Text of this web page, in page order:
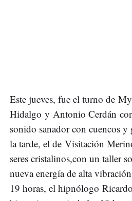
Este jueves, fue el turno de
Hidalgo y Antonio Cerdán
sonido sanador con cuencos
la tarde, el de Visitación
seres cristalinos,con un taller
nueva energía de alta
19 horas, el hipnólogo